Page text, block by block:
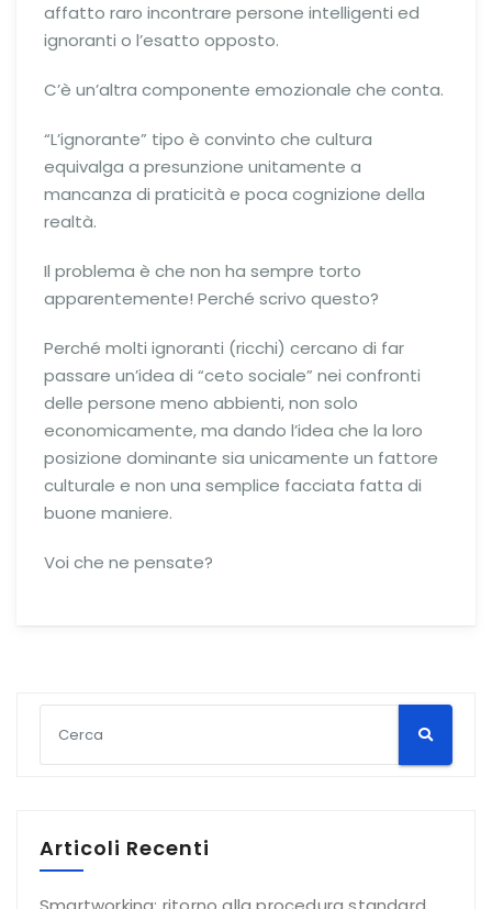
affatto raro incontrare persone intelligenti ed
ignoranti o l’esatto opposto.
C’è un’altra componente emozionale che conta.
“L’ignorante” tipo è convinto che cultura
equivalga a presunzione unitamente a
mancanza di praticità e poca cognizione della
realtà.
Il problema è che non ha sempre torto
apparentemente! Perché scrivo questo?
Perché molti ignoranti (ricchi) cercano di far
passare un’idea di “ceto sociale” nei confronti
delle persone meno abbienti, non solo
economicamente, ma dando l’idea che la loro
posizione dominante sia unicamente un fattore
culturale e non una semplice facciata fatta di
buone maniere.
Voi che ne pensate?
Articoli Recenti